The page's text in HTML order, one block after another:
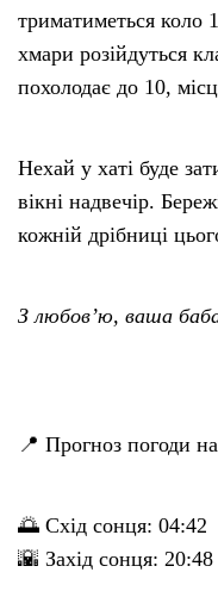
триматиметься коло
хмари розійдуться
похолодає до 10,
Нехай у хаті буде
вікні надвечір.
кожній дрібниці
З любов’ю, ваша
📍 Прогноз погоди
🌅 Схід сонця: 04:42
🌇 Захід сонця: 20:48